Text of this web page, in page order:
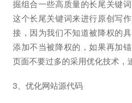
掘组合一些高质量的长尾关键
这个长尾关键词来进行原创写
接，因为我们不知道被降权的
添加不当被降权的，如果再加
页面不要过多的采用优化技术，
3、优化网站源代码